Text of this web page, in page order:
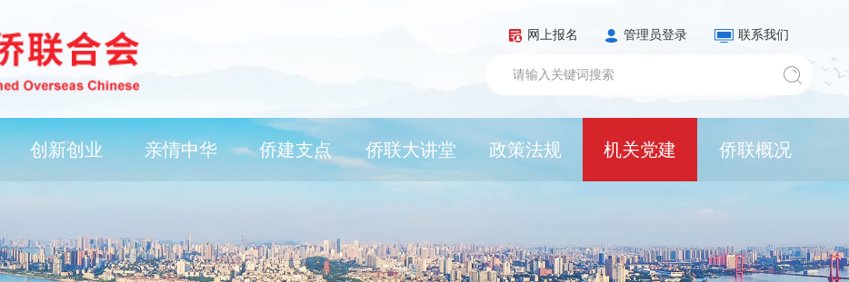
网上报名 管理员登录 联系我们
创新创业 亲情中华 侨建支点 侨联大讲堂 政策法规 机关党建 侨联概况